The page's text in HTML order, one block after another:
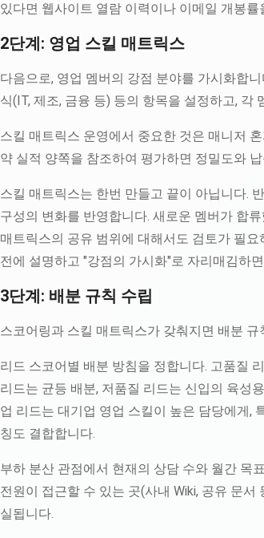
있다면 웹사이트 열람 이력이나 이메일 개봉
2단계: 영업 스킬 매트릭스
다음으로, 영업 멤버의 강점 분야를 가시화합
식(IT, 제조, 금융 등) 등의 항목을 설정하고,
스킬 매트릭스 운영에서 중요한 것은 매니저
약 실적 양쪽을 참조하여 평가하면 정밀도와
스킬 매트릭스는 한번 만들고 끝이 아닙니다.
구성의 변화를 반영합니다. 새로운 멤버가 합
매트릭스의 공유 범위에 대해서도 검토가 필
전에 설명하고 "강점의 가시화"로 자리매김하
3단계: 배분 규칙 수립
스코어링과 스킬 매트릭스가 갖춰지면 배분 규
리드 스코어별 배분 방침을 정합니다. 고품질
리드는 균등 배분, 저품질 리드는 신입의 육성
업 리드는 대기업 영업 스킬이 높은 담당에게,
칭도 결합합니다.
부하 분산 관점에서 현재의 상담 수와 월간 목
전원이 접근할 수 있는 곳(사내 Wiki, 공유 문
실됩니다.